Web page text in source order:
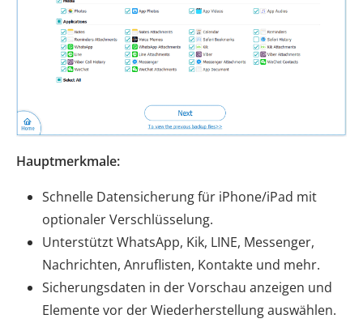
Hauptmerkmale:
Schnelle Datensicherung für iPhone/iPad mit
optionaler Verschlüsselung.
Unterstützt WhatsApp, Kik, LINE, Messenger,
Nachrichten, Anruflisten, Kontakte und mehr.
Sicherungsdaten in der Vorschau anzeigen und
Elemente vor der Wiederherstellung auswählen.